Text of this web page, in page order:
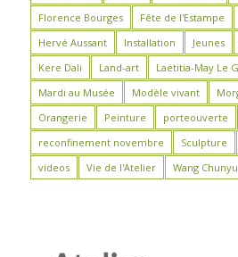
Florence Bourges
Fête de l'Estampe
Hervé Aussant
Installation Jeunes
Kere Dali
Land-art Laëtitia-May Le
Mardi au Musée
Modèle vivant
Orangerie
Peinture porteouverte
reconfinement novembre
Sculpture
videos
Vie de l'Atelier Wang Chunyu